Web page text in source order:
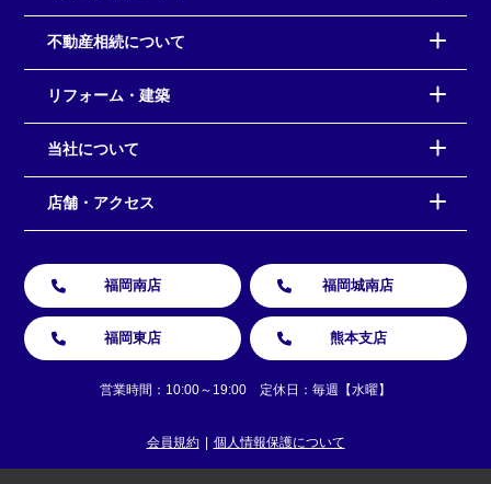
不動産相続について
リフォーム・建築
当社について
店舗・アクセス
福岡南店 福岡城南店
福岡東店 熊本支店
営業時間：10:00～19:00 定休日：毎週【水曜】
会員規約 個人情報保護について